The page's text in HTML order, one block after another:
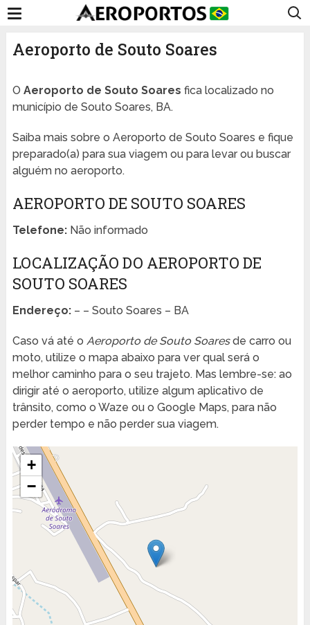
Aeroporto de Souto Soares
O Aeroporto de Souto Soares fica localizado no
município de Souto Soares, BA.
Saiba mais sobre o Aeroporto de Souto Soares e fique
preparado(a) para sua viagem ou para levar ou buscar
alguém no aeroporto.
AEROPORTO DE SOUTO SOARES
Telefone:Não informado
LOCALIZAÇÃO DO AEROPORTO DE
SOUTO SOARES
Endereço:– – Souto Soares – BA
Caso vá até o Aeroporto de Souto Soaresde carro ou
moto, utilize o mapa abaixo para ver qual será o
melhor caminho para o seu trajeto. Mas lembre-se: ao
dirigir até o aeroporto, utilize algum aplicativo de
trânsito, como o Waze ou o Google Maps, para não
perder tempo e não perder sua viagem.
+
−